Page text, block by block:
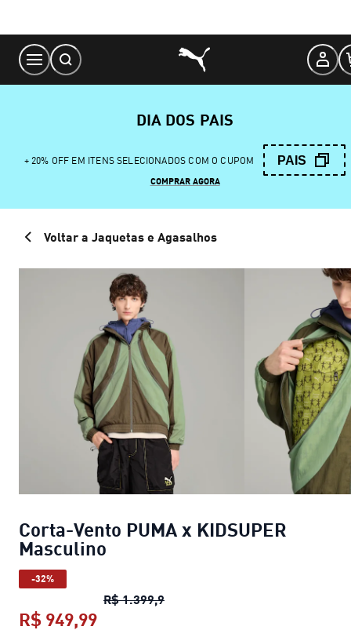
Content
DIA DOS PAIS
+ 20% OFF EM ITENS SELECIONADOS COM O CUPOM PAIS
COMPRAR AGORA
Voltar a Jaquetas e Agasalhos
Corta-Vento PUMA x KIDSUPER
Masculino
-32%
R$ 1.399,9Corta-Vento PUMA x KIDSUPER
R$ 949,99